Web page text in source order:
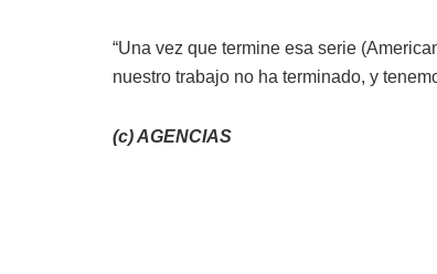
“Una vez que termine esa serie
nuestro trabajo no ha terminado, y
(c) AGENCIAS